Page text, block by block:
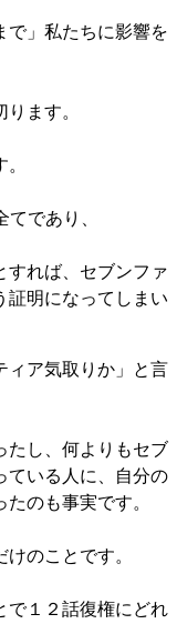
で」私たちに影響を
ます。
であり、
すれば、セブンファ
証明になってしまい
ィア気取りか」と言
たし、何よりもセブ
ている人に、自分の
のも事実です。
のことです。
で１２話復権にどれ